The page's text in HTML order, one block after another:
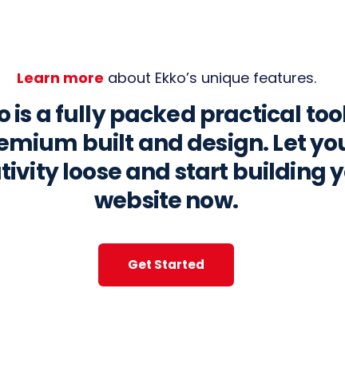
Learn more about Ekko’s unique features.
is a fully packed practical
built and design. Let
loose and start building
website now.
Get Started